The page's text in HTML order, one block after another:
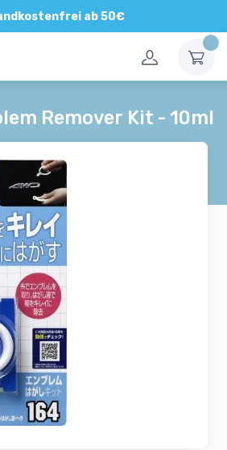
ab 50€
Remover Kit - 10ml